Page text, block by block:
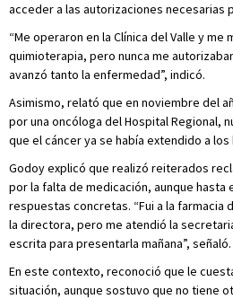
acceder a las autorizaciones necesarias
“Me operaron en la Clínica del Valle y me
quimioterapia, pero nunca me
avanzó tanto la enfermedad”, indicó.
Asimismo, relató que en noviembre del
por una oncóloga del Hospital Regional,
que el cáncer ya se había extendido a los
Godoy explicó que realizó reiterados
por la falta de medicación, aunque hasta
respuestas concretas. “Fui a la farmacia
la directora, pero me atendió la
escrita para presentarla mañana”, señaló.
En este contexto, reconoció que le
situación, aunque sostuvo que no tiene